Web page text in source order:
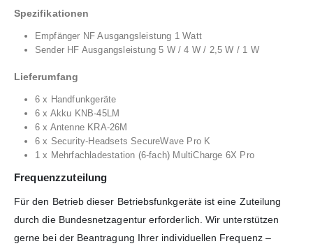
Spezifikationen
Empfänger NF Ausgangsleistung 1 Watt
Sender HF Ausgangsleistung 5 W / 4 W / 2,5 W / 1 W
Lieferumfang
6 x Handfunkgeräte
6 x Akku KNB-45LM
6 x Antenne KRA-26M
6 x Security-Headsets SecureWave Pro K
1 x Mehrfachladestation (6-fach) MultiCharge 6X Pro
Frequenzzuteilung
Für den Betrieb dieser Betriebsfunkgeräte ist eine Zuteilung
durch die Bundesnetzagentur erforderlich. Wir unterstützen
gerne bei der Beantragung Ihrer individuellen Frequenz –